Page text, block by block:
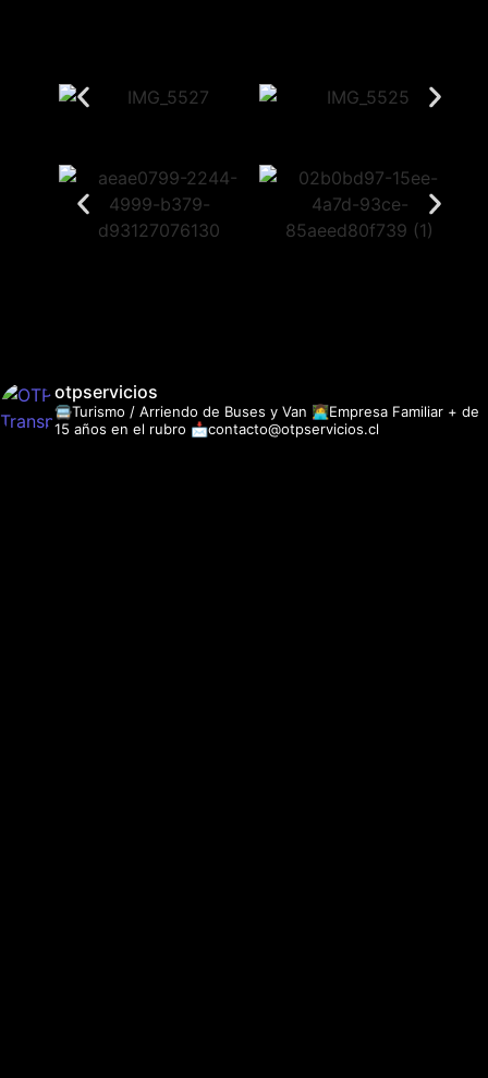
otpservicios
🚍Turismo / Arriendo de Buses y Van 👩‍💻Empresa Familiar + de
15 años en el rubro 📩contacto@otpservicios.cl